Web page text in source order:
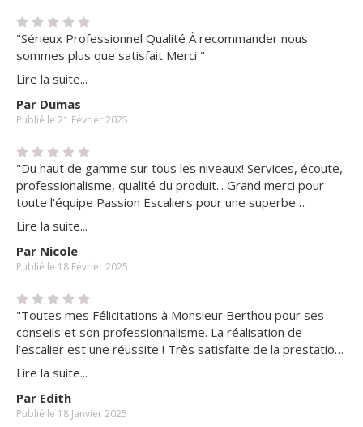
"Sérieux Professionnel Qualité À recommander nous
sommes plus que satisfait Merci "
Lire la suite...
Par Dumas
Publié le 21 Février 2025
"Du haut de gamme sur tous les niveaux! Services, écoute,
professionalisme, qualité du produit... Grand merci pour
toute l'équipe Passion Escaliers pour une superbe
réalisation de notre projet!"
Lire la suite...
Par Nicole
Publié le 18 Février 2025
"Toutes mes Félicitations à Monsieur Berthou pour ses
conseils et son professionnalisme. La réalisation de
l’escalier est une réussite ! Très satisfaite de la prestation
effectuée par toute l’équipe professionnelle et
sympathique "
Lire la suite...
Par Edith
Publié le 18 Janvier 2025